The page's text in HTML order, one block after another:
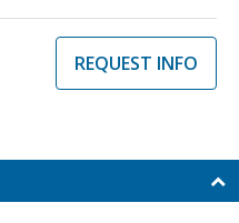
REQUEST INFO